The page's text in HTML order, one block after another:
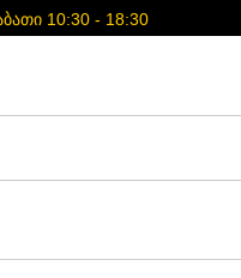
10:30 - 18:30